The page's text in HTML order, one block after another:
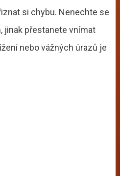
si chybu. Nenechte se
jinak přestanete vnímat
nebo vážných úrazů je